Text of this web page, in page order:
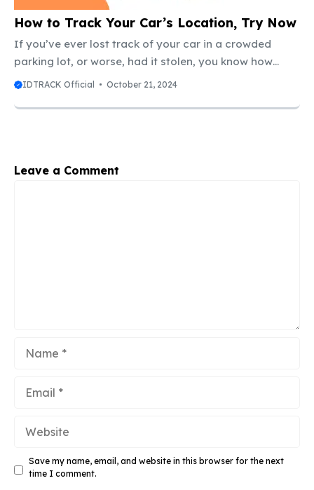
efisiensi operasional, mengurangi biaya, dan
How to Track Your Car’s Location, Try Now
If you’ve ever lost track of your car in a crowded
parking lot, or worse, had it stolen, you know how
frustrating and stressful it can be. But there’s no need
Smartphone apps OBD-II dongles We’ll also provide
IDTRACK Official October 21, 2024
Leave a Comment
Website
Save my name, email, and website in this browser for the next
time I comment.